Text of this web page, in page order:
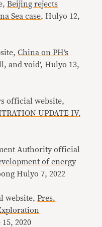
Beijing rejects
Sea case, Hulyo 12,
China on PH’s
and void’, Hulyo 13,
official website,
UPDATE IV,
Authority official
of energy
Hulyo 7, 2022
website,Pres.
2020